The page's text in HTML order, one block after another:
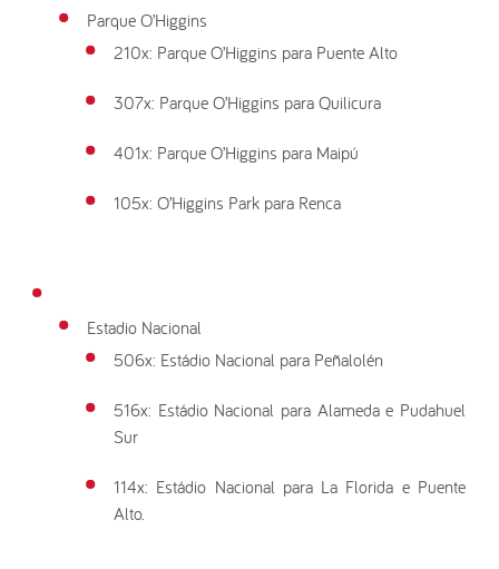
Parque O’Higgins
210x: Parque O’Higgins para Puente Alto
307x: Parque O’Higgins para Quilicura
401x: Parque O’Higgins para Maipú
105x: O’Higgins Park para Renca
Estadio Nacional
506x: Estádio Nacional para Peñalolén
516x: Estádio Nacional para Alameda e Pudahuel
Sur
114x: Estádio Nacional para La Florida e Puente
Alto.